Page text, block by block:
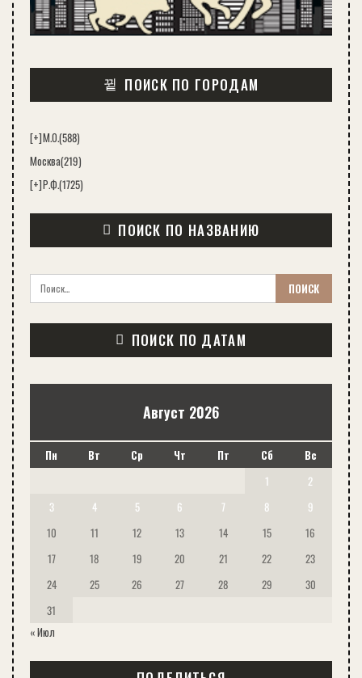
ПОИСК ПО ГОРОДАМ
[+]М.О.(588)
Москва(219)
[+]Р.Ф.(1725)
ПОИСК ПО НАЗВАНИЮ
ПОИСК ПО ДАТАМ
Август 2026
Пн Вт Ср Чт Пт Сб
Вс
1
2
3
4 5 6 7 8
9
10
11 12 13 14 15
16
17
18 19 20 21 22
23
24
25 26 27 28 29
30
31
« Июл